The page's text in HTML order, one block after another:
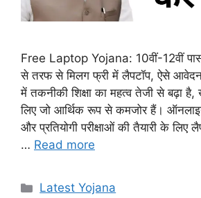
Free Laptop Yojana: 10वीं-12वीं
से तरफ से मिलग फ्री में लैपटॉप, ऐसे
में तकनीकी शिक्षा का महत्व तेजी से बढ़ा
लिए जो आर्थिक रूप से कमजोर हैं।
और प्रतियोगी परीक्षाओं की तैयारी के लिए
… Read more
Categories
Latest Yojana